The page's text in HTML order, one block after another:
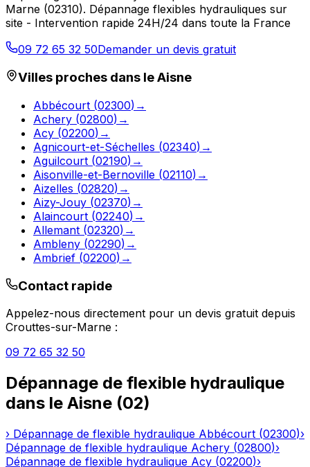
Marne (02310). Dépannage flexibles hydrauliques sur
site - Intervention rapide 24H/24 dans toute la France
09 72 65 32 50Demander un devis gratuit
Villes proches dans leAisne
Abbécourt (02300) →
Achery (02800) →
Acy (02200) →
Agnicourt-et-Séchelles (02340) →
Aguilcourt (02190) →
Aisonville-et-Bernoville (02110) →
Aizelles (02820) →
Aizy-Jouy (02370) →
Alaincourt (02240) →
Allemant (02320) →
Ambleny (02290) →
Ambrief (02200) →
Contact rapide
Appelez-nous directement pour un devis gratuit depuis
Crouttes-sur-Marne :
09 72 65 32 50
Dépannage de flexible hydraulique
dans le Aisne (02)
› Dépannage de flexible hydraulique Abbécourt (02300)›
Dépannage de flexible hydraulique Achery (02800)›
Dépannage de flexible hydraulique Acy (02200)›